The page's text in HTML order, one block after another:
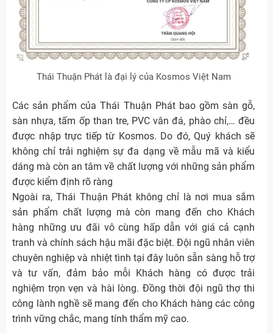
Thái Thuận Phát là đại lý của Kosmos Việt Nam
Các sản phẩm của Thái Thuận Phát bao gồm sàn gỗ,
sàn nhựa, tấm ốp than tre, PVC vân đá, phào chỉ,… đều
được nhập trực tiếp từ Kosmos. Do đó, Quý khách sẽ
không chỉ trải nghiệm sự đa dạng về mẫu mã và kiểu
dáng mà còn an tâm về chất lượng với những sản phẩm
được kiểm định rõ ràng
Ngoài ra, Thái Thuận Phát không chỉ là nơi mua sắm
sản phẩm chất lượng mà còn mang đến cho Khách
hàng những ưu đãi vô cùng hấp dẫn với giá cả cạnh
tranh và chính sách hậu mãi đặc biệt. Đội ngũ nhân viên
chuyên nghiệp và nhiệt tình tại đây luôn sẵn sàng hỗ trợ
và tư vấn, đảm bảo mỗi Khách hàng có được trải
nghiệm trọn vẹn và hài lòng. Đồng thời đội ngũ thợ thi
công lành nghề sẽ mang đến cho Khách hàng các công
trình vững chắc, mang tính thẩm mỹ cao.